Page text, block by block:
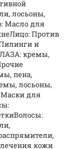
лосьоны,
Масло для
Против
и
кремы,
пена,
лосьоны,
для
кожи